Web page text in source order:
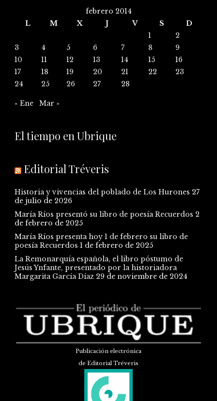
febrero 2014
L
M X J V S
D
1
2
3
4 5 6 7 8
9
10
11 12 13 14 15
16
17
18 19 20 21 22
23
24
25 26 27 28
« Ene Mar »
El tiempo en Ubrique
Editorial Tréveris
Historia y vivencias del poblado de Los Hurones 27
de julio de 2026
María Ríos presentó su libro de poesía Recuerdos 2
de febrero de 2025
María Ríos presenta hoy 1 de febrero su libro de
poesía Recuerdos 1 de febrero de 2025
La Remonarquía española, el libro póstumo de
Jesús Ynfante, presentado por la historiadora
Margarita García Díaz 29 de noviembre de 2024
Publicación electrónica
de Editorial Tréveris